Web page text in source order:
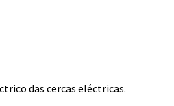
das cercas eléctricas.